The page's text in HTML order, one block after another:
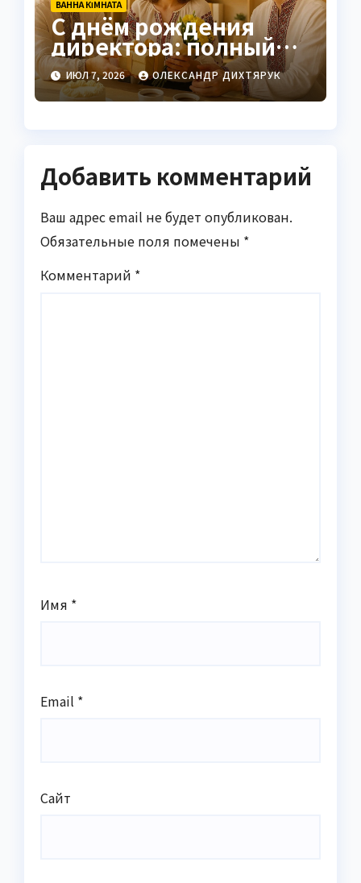
ВАННА КІМНАТА
С днём рождения
директора: полный
гид по этикету и
идеям поздравлений
ИЮЛ 7, 2026 ОЛЕКСАНДР ДИХТЯРУК
Добавить комментарий
Ваш адрес email не будет опубликован.
Обязательные поля помечены *
Комментарий *
Имя *
Email *
Сайт